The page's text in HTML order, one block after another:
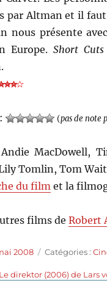
par Altman et il faut
nous présente avec
Europe.Short Cuts
: (pas de note
MacDowell,
Tomlin, Tom
du film et la
films deRobert
2008 Catégories
Catégories :
Publication
Le direktor (2006) de Lars